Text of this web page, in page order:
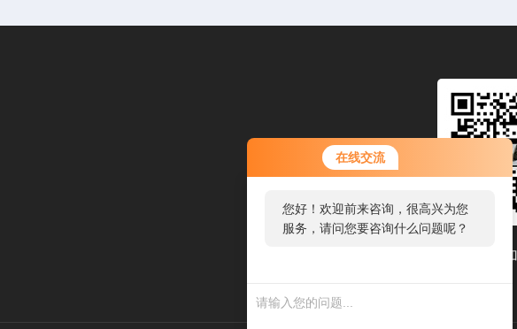
在线交流
您好！欢迎前来咨询，很高兴为您
服务，请问您要咨询什么问题呢？
扫码